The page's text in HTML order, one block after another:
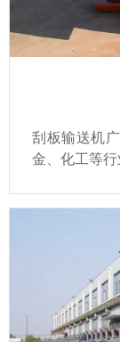
刮板输送机
金、化工等行